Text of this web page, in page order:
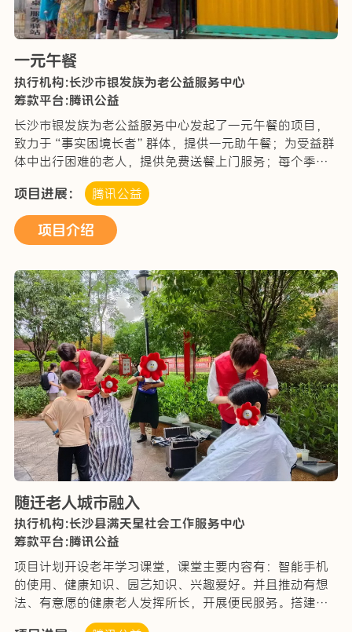
一元午餐
执行机构:长沙市银发族为老公益服务中心
筹款平台:腾讯公益
长沙市银发族为老公益服务中心发起了一元午餐的项目，
致力于“事实困境长者”群体，提供一元助午餐；为受益群
体中出行困难的老人，提供免费送餐上门服务；每个季度
为享受一元午餐的老人举办“-团圆饭”活动；建立一元午
餐受益对象菜单等帮扶。解决“事实困境长者”吃饭问…
项目进展： 腾讯公益
项目介绍
随迁老人城市融入
执行机构:长沙县满天星社会工作服务中心
筹款平台:腾讯公益
项目计划开设老年学习课堂，课堂主要内容有：智能手机
的使用、健康知识、园艺知识、兴趣爱好。并且推动有想
法、有意愿的健康老人发挥所长，开展便民服务。搭建老
年互助网络组织低龄老人成为老志愿者服务队成员，为高